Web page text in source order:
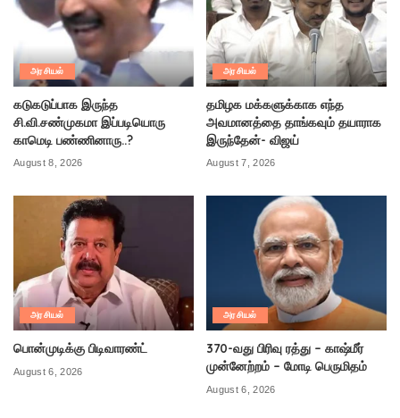
அரசியல்
கடுகடுப்பாக இருந்த
சி.வி.சண்முகமா இப்படியொரு
காமெடி பண்ணினாரு..?
August 8, 2026
அரசியல்
தமிழக மக்களுக்காக எந்த
அவமானத்தை தாங்கவும் தயாராக
இருந்தேன்- விஜய்
August 7, 2026
அரசியல்
பொன்முடிக்கு பிடிவாரண்ட்
August 6, 2026
அரசியல்
370-வது பிரிவு ரத்து – காஷ்மீர்
முன்னேற்றம் – மோடி பெருமிதம்
August 6, 2026